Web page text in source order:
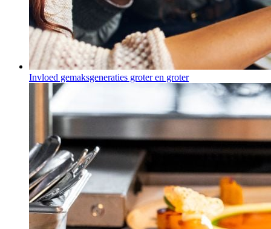
Invloed gemaksgeneraties groter en groter